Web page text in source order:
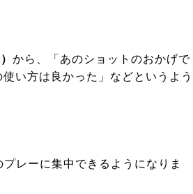
） から、「あのショットのおかげで
い方は良かった」などというよう
レーに集中できるようになりま